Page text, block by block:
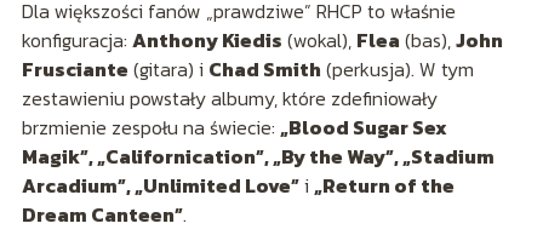
Dla większości fanów „prawdziwe” RHCP to właśnie
konfiguracja: Anthony Kiedis (wokal), Flea (bas),John
Frusciante (gitara) i Chad Smith (perkusja). W tym
zestawieniu powstały albumy, które zdefiniowały
brzmienie zespołu na świecie: „Blood Sugar Sex
Magik”, „Californication”, „By the Way”, „Stadium
Arcadium”, „Unlimited Love”i „Return of the
Dream Canteen”.